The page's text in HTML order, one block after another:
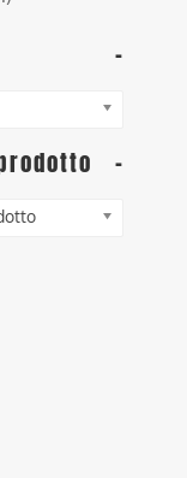
-
-